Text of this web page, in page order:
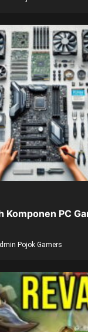
Komponen PC
Pojok Gamers